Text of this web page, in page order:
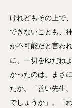
けれどもその上で
できないことも、
か不可能だと言わ
に、一切をゆだね
かったのは、まさ
たか。「善い先生
でしょうか」。「